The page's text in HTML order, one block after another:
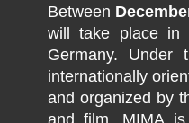
Between
will take place in
Germany.
internationally
and organized by
and film. MIMA